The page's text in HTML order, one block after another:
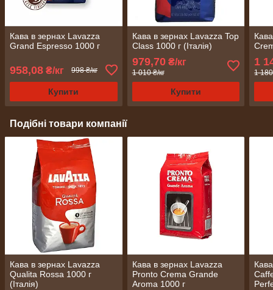
Кава в зернах Lavazza
Grand Espresso 1000 г
958,08 ₴/кг 998 ₴/кг
Купити
Кава в зернах Lavazza Top
Class 1000 г (Італія)
979,70₴/кг
1 010 ₴/кг
Купити
1
1 180
Подібні товари компанії
Кава в зернах Lavazza
Qualita Rossa 1000 г
(Італія)
Кава в зернах Lavazza
Pronto Crema Grande
Aroma 1000 г